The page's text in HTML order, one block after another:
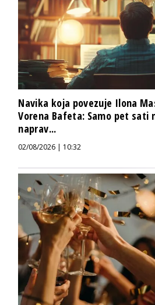
Navika koja povezuje Ilona
Vorena Bafeta: Samo pet sati
naprav...
02/08/2026 | 10:32